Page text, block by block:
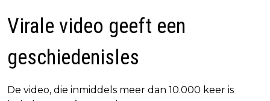
Virale video geeft een
geschiedenisles
De video, die inmiddels meer dan 10.000 keer is